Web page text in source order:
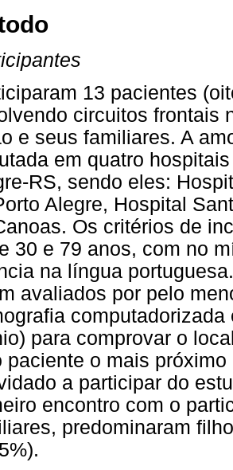
13 pacientes
circuitos frontais
e seus familiares. A
em quatro
RS, sendo eles:
Alegre, Hospital
Os critérios de
30 e 79 anos, com no
na língua
avaliados por pelo
para comprovar o
paciente o mais
a participar do
encontro com o
predominaram